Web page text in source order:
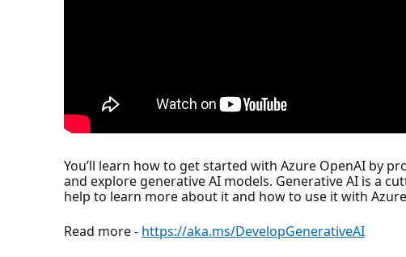
You’ll learn how to get started with Azure OpenAI by
and explore generative AI models. Generative AI is a
help to learn more about it and how to use it with
Read more - https://aka.ms/DevelopGenerativeAI